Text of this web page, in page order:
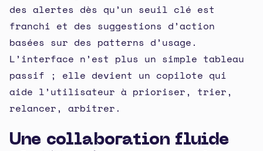
des alertes dès qu’un seuil clé est
franchi et des suggestions d’action
basées sur des patterns d’usage.
L’interface n’est plus un simple tableau
passif ; elle devient un copilote qui
aide l’utilisateur à prioriser, trier,
relancer, arbitrer.
Une collaboration fluide